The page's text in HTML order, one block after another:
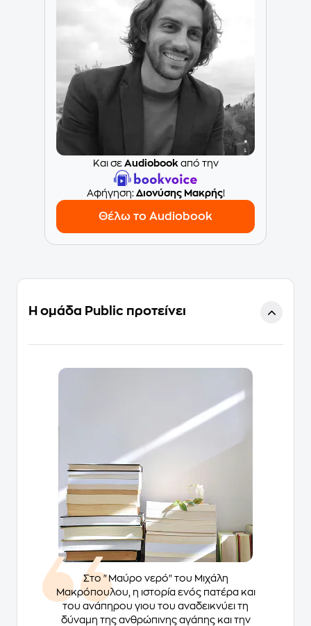
Και σε Audiobookαπό την
Aφήγηση: Διονύσης Μακρής!
Θέλω το Audiobook
Η ομάδα Public προτείνει
Στο "Μαύρο νερό" του Μιχάλη
Μακρόπουλου, η ιστορία ενός πατέρα και
του ανάπηρου γιου του αναδεικνύει τη
δύναμη της ανθρώπινης αγάπης και την